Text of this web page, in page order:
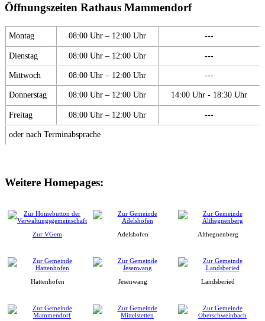
Öffnungszeiten Rathaus Mammendorf
Montag 08:00 Uhr – 12:00 Uhr ---
Dienstag 08:00 Uhr – 12:00 Uhr ---
Mittwoch 08:00 Uhr – 12:00 Uhr ---
Donnerstag 08:00 Uhr – 12:00 Uhr 14:00 Uhr - 18:30 Uhr
Freitag 08:00 Uhr – 12:00 Uhr ---
oder nach Terminabsprache
Weitere Homepages:
Zur VGem Adelshofen Althegnenberg
Hattenhofen Jesenwang Landsberied